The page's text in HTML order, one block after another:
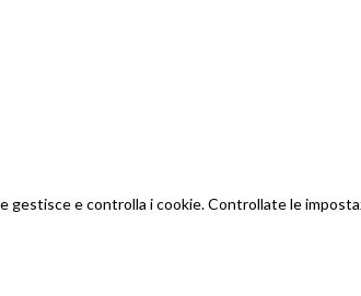
e controlla i cookie. Controllate le